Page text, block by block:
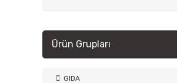
Ürün Grupları
GIDA